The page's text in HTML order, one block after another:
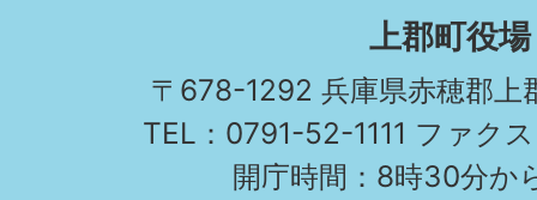
KAMIGORI
TOWN
上郡町役場
〒678-1292 兵庫県赤穂郡上
TEL：0791-52-1111 ファク
開庁時間：8時30分か